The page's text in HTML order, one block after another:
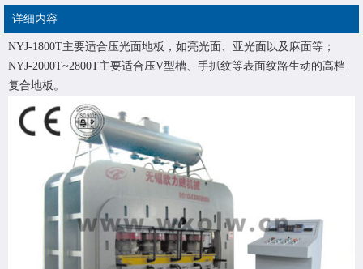
详细内容
NYJ-1800T主要适合压光面地板，如亮光面、亚光面以及麻面等；
NYJ-2000T~2800T主要适合压V型槽、手抓纹等表面纹路生动的高档
复合地板。